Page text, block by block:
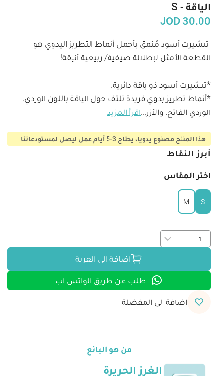
الياقة - S
JOD 30.00
تيشيرت أسود مُنمق بأجمل أنماط التطريز اليدوي هو
*أنماط تطريز يدوي فريدة تلتف حول الياقة باللون الوردي،
الوردي الفاتح، والأزر...اقرأ المزيد
هذا المنتج مصنوع يدويا، يحتاج 3-5 أيام عمل ليصل لمستودعاتنا
أبرز النقاط
اختر المقاس
S
M
اضافة الى العربة
طلب عن طريق الواتس اب
اضافة الى المفضلة
من هو البائع
الغرز الحريرة